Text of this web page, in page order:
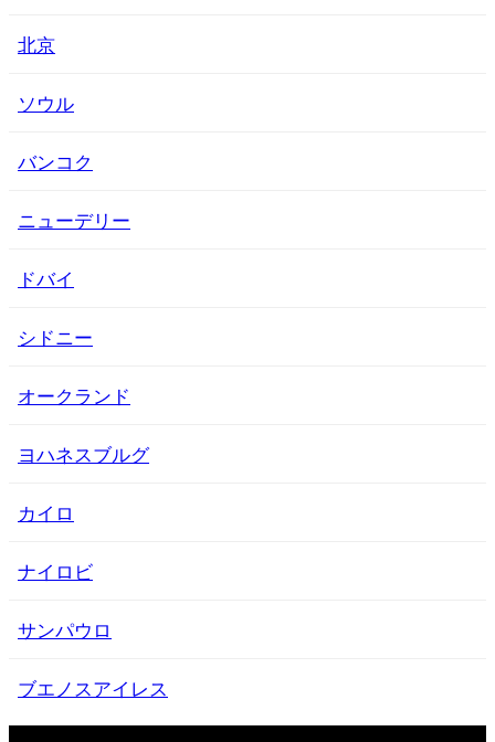
北京
ソウル
バンコク
ニューデリー
ドバイ
シドニー
オークランド
ヨハネスブルグ
カイロ
ナイロビ
サンパウロ
ブエノスアイレス